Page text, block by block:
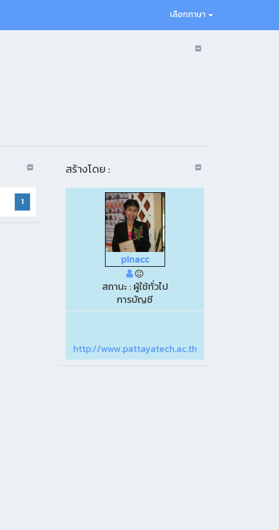
เลือกภาษา
1
สร้างโดย :
pinacc
สถานะ : ผู้ใช้ทั่วไป
การบัญชี
http://www.pattayatech.ac.th